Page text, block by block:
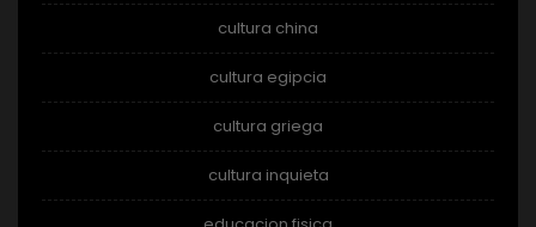
cultura china
cultura egipcia
cultura griega
cultura inquieta